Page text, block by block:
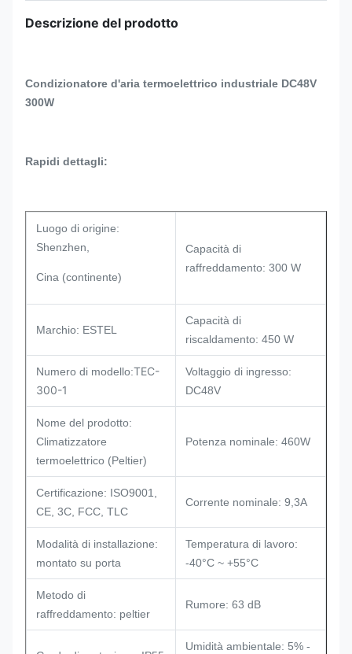
Descrizione del prodotto
Condizionatore d'aria termoelettrico industriale DC48V
300W
Rapidi dettagli:
Luogo di origine:
Shenzhen,
Cina (continente)
Capacità di
raffreddamento: 300 W
Marchio: ESTEL
Capacità di
riscaldamento: 450 W
Numero di modello:TEC-
300-1
Voltaggio di ingresso:
DC48V
Nome del prodotto:
Climatizzatore
termoelettrico (Peltier)
Potenza nominale: 460W
Certificazione: ISO9001,
CE, 3C, FCC, TLC
Corrente nominale: 9,3A
Modalità di installazione:
montato su porta
Temperatura di lavoro:
-40°C ~ +55°C
Metodo di
raffreddamento: peltier
Rumore: 63 dB
Umidità ambientale: 5% -